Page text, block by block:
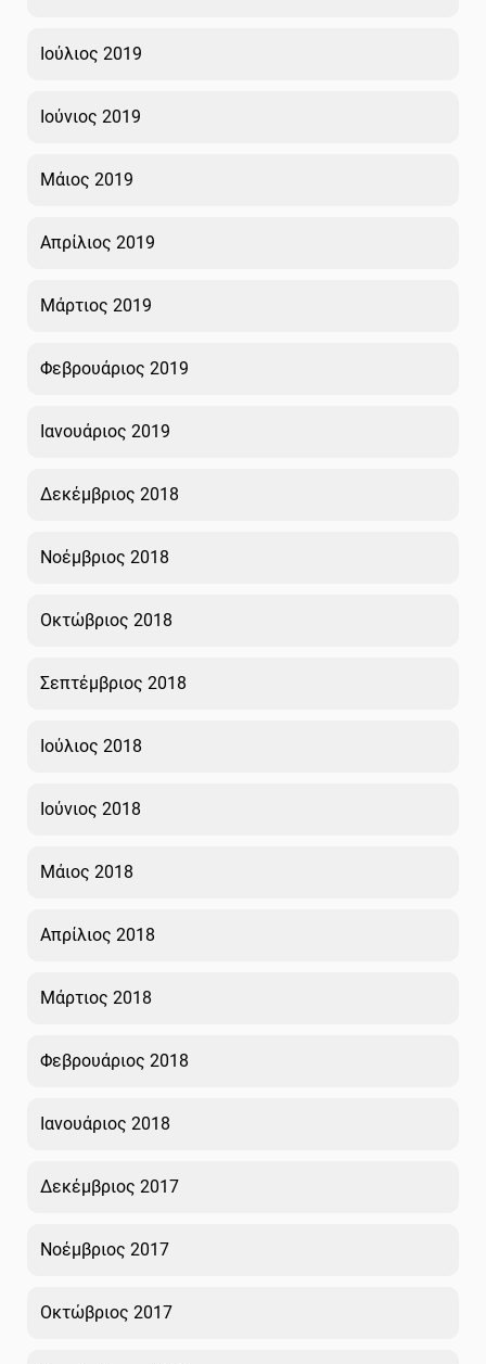
Ιούλιος 2019
Ιούνιος 2019
Μάιος 2019
Απρίλιος 2019
Μάρτιος 2019
Φεβρουάριος 2019
Ιανουάριος 2019
Δεκέμβριος 2018
Νοέμβριος 2018
Οκτώβριος 2018
Σεπτέμβριος 2018
Ιούλιος 2018
Ιούνιος 2018
Μάιος 2018
Απρίλιος 2018
Μάρτιος 2018
Φεβρουάριος 2018
Ιανουάριος 2018
Δεκέμβριος 2017
Νοέμβριος 2017
Οκτώβριος 2017